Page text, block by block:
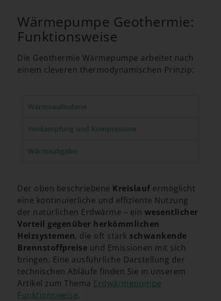
Wärmepumpe Geothermie:
Funktionsweise
Die Geothermie Wärmepumpe arbeitet nach
einem cleveren thermodynamischen Prinzip:
Wärmeaufnahme
Verdampfung und Kompression
Wärmeabgabe
Der oben beschriebene Kreislaufermöglicht
eine kontinuierliche und effiziente Nutzung
der natürlichen Erdwärme – ein wesentlicher
Vorteil gegenüber herkömmlichen
Heizsystemen, die oft stark schwankende
Brennstoffpreise und Emissionen mit sich
bringen. Eine ausführliche Darstellung der
technischen Abläufe finden Sie in unserem
Artikel zum Thema Erdwärmepumpe
Funktionsweise.